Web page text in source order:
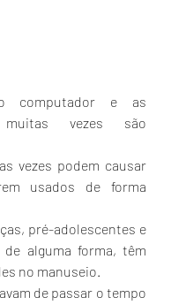
computador e as
muitas vezes são
vezes podem causar
usados de forma
pré-adolescentes e
de alguma forma, têm
no manuseio.
de passar o tempo